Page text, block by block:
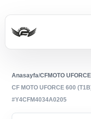
Anasayfa/CFMOTO
CF MOTO UFORCE 600
#Y4CFM4034A0205